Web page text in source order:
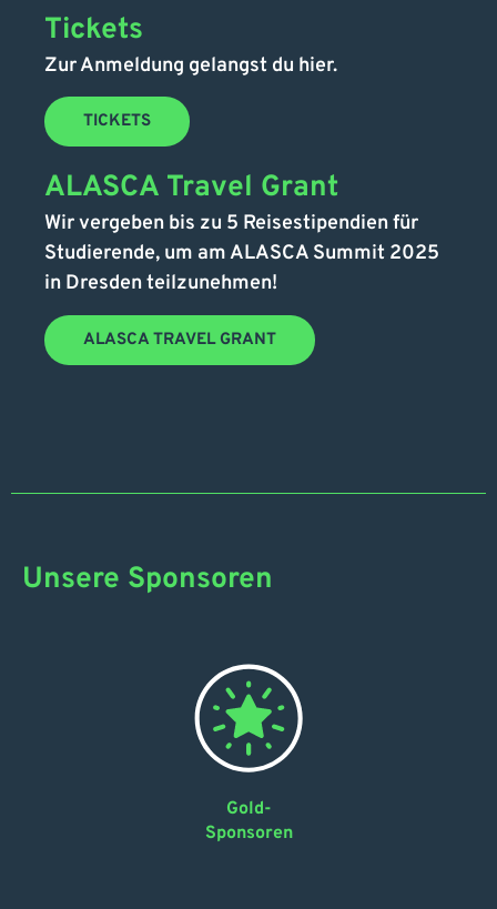
Tickets
Zur Anmeldung gelangst du hier.
TICKETS
ALASCA Travel Grant
Wir vergeben bis zu 5 Reisestipendien für
Studierende, um am ALASCA Summit 2025
in Dresden teilzunehmen!
ALASCA TRAVEL GRANT
Unsere Sponsoren
Gold-
Sponsoren